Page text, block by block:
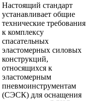
Настоящий стандарт
устанавливает общие
технические требования
к комплексу
спасательных
эластомерных силовых
конструкций,
относящихся к
эластомерным
пневмоинструментам
(СЭСК) для оснащения